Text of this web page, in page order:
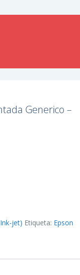
Generico –
jet) Etiqueta: Epson